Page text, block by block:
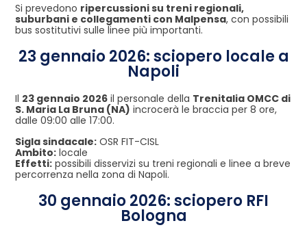
Si prevedono ripercussioni su treni regionali,
suburbani e collegamenti con Malpensa, con possibili
bus sostitutivi sulle linee più importanti.
23 gennaio 2026: sciopero locale a
Napoli
Il 23 gennaio 2026 il personale della Trenitalia OMCC di
S. Maria La Bruna (NA) incrocerà le braccia per 8 ore,
dalle 09:00 alle 17:00.
Sigla sindacale: OSR FIT-CISL
Ambito: locale
Effetti: possibili disservizi su treni regionali e linee a breve
percorrenza nella zona di Napoli.
30 gennaio 2026: sciopero RFI
Bologna